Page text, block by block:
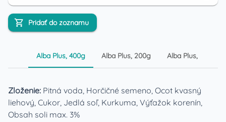
Pridať do zoznamu
Alba Plus, 400g Alba Plus, 200g Alba Plus, 100g
Zloženie: Pitná voda, Horčičné semeno, Ocot kvasný
liehový, Cukor, Jedlá soľ, Kurkuma, Výťažok korenín,
Obsah soli max. 3%